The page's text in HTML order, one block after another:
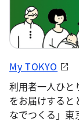
My TOKYO
利用者一人ひと
をお届けすると
なでつくる」東